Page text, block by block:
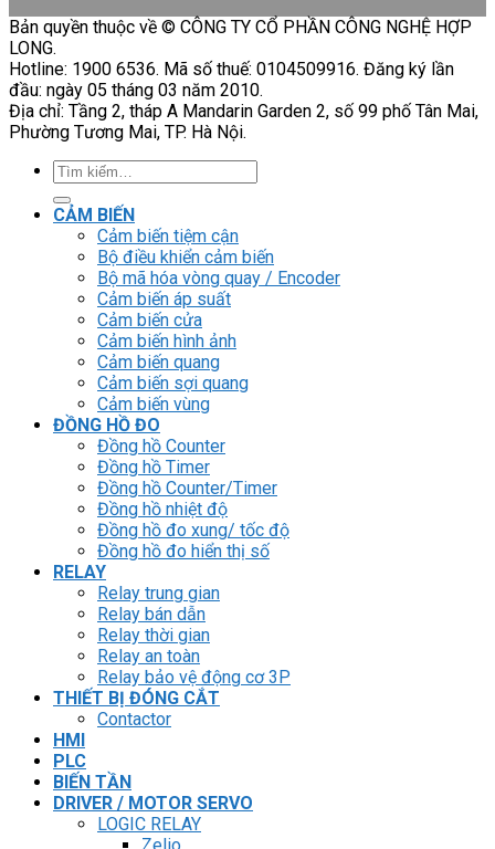
Bản quyền thuộc về © CÔNG TY CỔ PHẦN CÔNG NGHỆ HỢP
LONG.
Hotline: 1900 6536. Mã số thuế: 0104509916. Đăng ký lần
đầu: ngày 05 tháng 03 năm 2010.
Địa chỉ: Tầng 2, tháp A Mandarin Garden 2, số 99 phố Tân Mai,
Phường Tương Mai, TP. Hà Nội.
Tìm
kiếm:
CẢM BIẾN
Cảm biến tiệm cận
Bộ điều khiển cảm biến
Bộ mã hóa vòng quay / Encoder
Cảm biến áp suất
Cảm biến cửa
Cảm biến hình ảnh
Cảm biến quang
Cảm biến sợi quang
Cảm biến vùng
ĐỒNG HỒ ĐO
Đồng hồ Counter
Đồng hồ Timer
Đồng hồ Counter/Timer
Đồng hồ nhiệt độ
Đồng hồ đo xung/ tốc độ
Đồng hồ đo hiển thị số
RELAY
Relay trung gian
Relay bán dẫn
Relay thời gian
Relay an toàn
Relay bảo vệ động cơ 3P
THIẾT BỊ ĐÓNG CẮT
Contactor
HMI
PLC
BIẾN TẦN
DRIVER / MOTOR SERVO
LOGIC RELAY